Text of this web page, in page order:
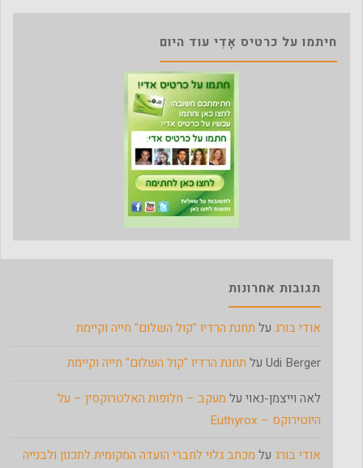
חיתמו על כרטיס אָדִי עוד היום
תגובות אחרונות
אודי בורג על תחנת הרדיו "קול השלום" חייה וקיימת
Udi Berger על תחנת הרדיו "קול השלום" חייה וקיימת
לאה וייצמן-נאוי על מעקב – חלופות האלטרוקסין – על
היוטירוקס – Euthyrox
אודי בורג על מכתב גלוי לחברי הועדה המקומית לתכנון ולבנייה